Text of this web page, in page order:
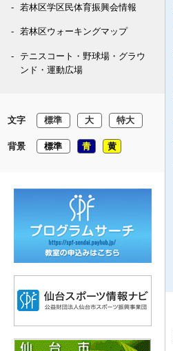
若林区学区民体育振興会情報
若林区ウォーキングマップ
テニスコート・野球場・グラウ
ンド・運動広場
文字 標準 大 特大
背景 標準 青 黄